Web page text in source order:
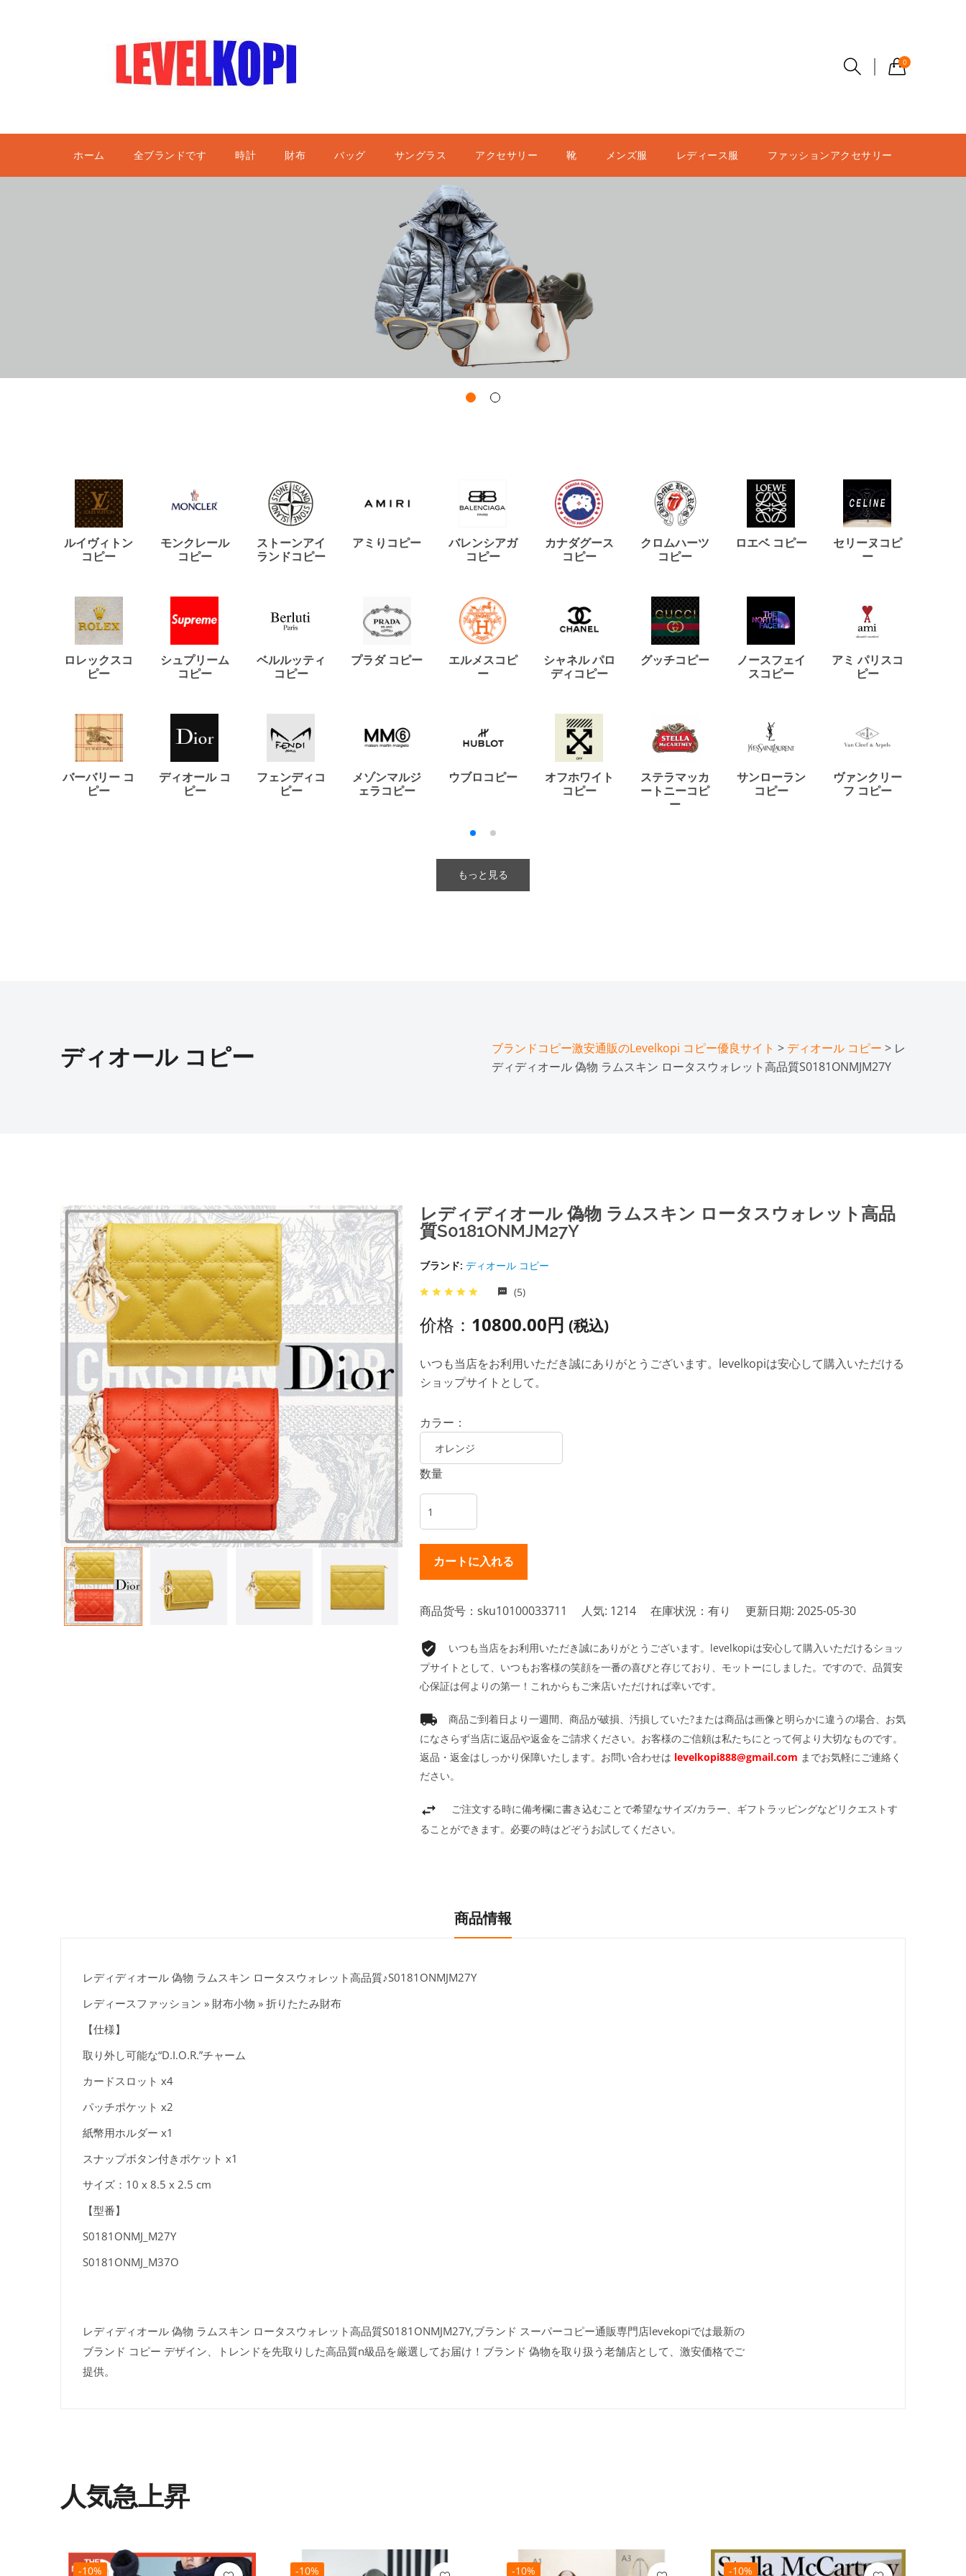
0
ホーム 全ブランドです 時計 財布 バッグ サングラス アクセサリー 靴 メンズ服 レディース服 ファッションアクセサリー
ルイヴィトン
コピー
モンクレール
コピー
ストーンアイ
ランドコピー
アミりコピー
バレンシアガ
コピー
カナダグース
コピー
クロムハーツ
コピー
ロエベ コピー
セリーヌコピ
ー
ロレックスコ
ピー
シュプリーム
コピー
ベルルッティ
コピー
プラダ コピー
エルメスコピ
ー
シャネル パロ
ディコピー
グッチコピー
ノースフェイ
スコピー
アミ パリスコ
ピー
バーバリー コ
ピー
ディオール コ
ピー
フェンディコ
ピー
メゾンマルジ
ェラコピー
ウブロコピー
オフホワイト
コピー
ステラマッカ
ートニーコピ
ー
サンローラン
コピー
ヴァンクリー
フ コピー
もっと見る
ディオール コピー ブランドコピー激安通販のLevelkopi コピー優良サイト > ディオール コピー > レ
ディディオール 偽物 ラムスキン ロータスウォレット高品質S0181ONMJM27Y
レディディオール 偽物 ラムスキン ロータスウォレット高品
質S0181ONMJM27Y
ブランド: ディオール コピー
(5)
价格： 10800.00円 (税込)
いつも当店をお利用いただき誠にありがとうございます。levelkopiは安心して購入いただける
ショップサイトとして。
カラー：
数量
商品货号：sku10100033711 人気: 1214 在庫状況：有り 更新日期: 2025-05-30
いつも当店をお利用いただき誠にありがとうございます。levelkopiは安心して購入いただけるショッ
プサイトとして、いつもお客様の笑顔を一番の喜びと存じており、モットーにしました。ですので、品質安
心保証は何よりの第一！これからもご来店いただければ幸いです。
商品ご到着日より一週間、商品が破損、汚損していた?または商品は画像と明らかに違うの場合、お気
になさらず当店に返品や返金をご請求ください。お客様のご信頼は私たちにとって何より大切なものです。
返品・返金はしっかり保障いたします。お問い合わせは levelkopi888@gmail.com までお気軽にご連絡く
ださい。
ご注文する時に備考欄に書き込むことで希望なサイズ/カラー、ギフトラッピングなどリクエストす
ることができます。必要の時はどぞうお試してください。
商品情報
レディディオール 偽物 ラムスキン ロータスウォレット高品質♪S0181ONMJM27Y
レディースファッション » 財布小物 » 折りたたみ財布
【仕様】
取り外し可能な“D.I.O.R.”チャーム
カードスロット x4
パッチポケット x2
紙幣用ホルダー x1
スナップボタン付きポケット x1
サイズ：10 x 8.5 x 2.5 cm
【型番】
S0181ONMJ_M27Y
S0181ONMJ_M37O
レディディオール 偽物 ラムスキン ロータスウォレット高品質S0181ONMJM27Y,ブランド スーパーコピー通販専門店levekopiでは最新の
ブランド コピー デザイン、トレンドを先取りした高品質n級品を厳選してお届け！ブランド 偽物を取り扱う老舗店として、激安価格でご
提供。
人気急上昇
-10% -10% -10% -10%